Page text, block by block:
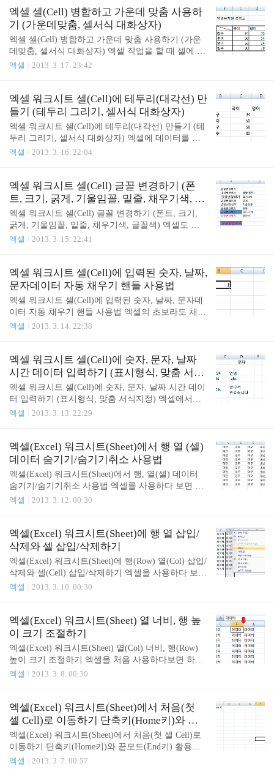
이 보입니다. 여기서 윗주 편집을 클릭! 윗주 편집을
클릭하면 매매계약서 셀값 위에 윗주를 편집..
서 사용할 수 있는 기능이 서식복사입니다. 서식을
지정한 데이터 B3 셀에 있습니다. 여기서 데이터를
단축키 복사 Ctrl+C, 붙여넣기 Ctrl+V 를 사용하면 서
식뿐만 아니라 값도 복사가 됩니다. 복사 후 붙여넣
기 옵션을 클릭해서 서식만 선택할 수 있습니다. (붙
여넣기 옵션 - 원본 서식 유지, 대상 테마 사용, 주변
서식만, 셀 연결) 이렇게 서식 복사를 할 수도 있지만
엑셀에서는 더 ..
엑셀 셀(Cell) 병합하고 가운데 맞춤 사용하
기 (가운데맞춤, 셀서식 대화상자)
엑셀 셀(Cell) 병합하고 가운데 맞춤 사용하기 (가운
데맞춤, 셀서식 대화상자) 엑셀 작업을 할 때 셀에 긴
텍스트 문자를 적으면 다른 셀로 넘어가게 됩니다.
(Cell) 병합하고 가운데 맞춤이 필요한 시점입니다.
표를 만들고 위에 제목을 "떡잎유치원 성적표"라고
정했습니다. 제목을 꾸미기 위해 B2셀에서 E2셀까지
병합을 해보겠습니다. 우선 B2에서 E2까지 드래그를
해서 영역을 지정합니다. 그리고 홈탭의 맞춤그룹에
서 병합하고 가운데 맞춤을 클릭합니다. B2~E2셀까
가운데 맞춤이 됩니다. (말 그대로 병합과 가운데 맞
춤을 동시에 진행하는 기능입니다.)..
엑셀 2013. 3. 17. 23:42
엑셀 워크시트 셀(Cell)에 테두리(대각선) 만
들기 (테두리 그리기, 셀서식 대화상자)
엑셀 워크시트 셀(Cell)에 테두리(대각선) 만들기 (테
두리 그리기, 셀서식 대화상자) 엑셀에 데이터를 모
두 입력을 하고 작업을 완료했는데도 뭔가 어석하죠?
셀을 드래그해서 영역지정합니다. 그리고 홈탭의 글
꼴그룹에서 테두리를 선택! 테두리를 그리기 위한 다
양한 옵션이 있습니다. 아래쪽, 위쪽, 왼쪽, 오른쪽 테
두리, 테두리 없음, 모든 테두리, 바깥쪽 테두리, 굵은
상자 테두리 등등... 여기서 제일 많이 사용되는 모든
테두리를 선택해보겠습니다. 간단하게 셀에 테두리
2셀에 대각선을 그려보도록 하겠습니다. 단축키 Ctrl
+1을 눌러서 셀 서식 대화상자를..
엑셀 2013. 3. 16. 22:04
엑셀 워크시트 셀(Cell) 글꼴 변경하기 (폰
트, 크기, 굵게, 기울임꼴, 밑줄, 채우기색, 글
꼴색)
엑셀 워크시트 셀(Cell) 글꼴 변경하기 (폰트, 크기,
굵게, 기울임꼴, 밑줄, 채우기색, 글꼴색) 엑셀도 한
글, MS워드 같이 문서작업을 할때 자주 사용이 됩니
꼴을 변경할 수 있습니다. (글꼴그룹의 오른쪽 아래
에 있는 화살표를 누르거나 단축키인 Ctrl+1을 눌러
셀 서식 대화상자를 이용하면 한번에 여러가지 글꼴
옵션을 선택할 수 있습니다.) 폰트, 크기, 굵게, 기울
임꼴, 밑줄, 채우기색, 글꼴색 등을 적용시켜 보겠습
니다. B2셀에 있는 원본데이터를 각각 글꼴을 적용시
할 수 있습니다. B11셀은 모든 글꼴 옵션을 다 사용했
습니다. 이렇게 글꼴을 변경하..
엑셀 2013. 3. 15. 22:41
엑셀 워크시트 셀(Cell)에 입력된 숫자, 날짜,
문자데이터 자동 채우기 핸들 사용법
엑셀 워크시트 셀(Cell)에 입력된 숫자, 날짜, 문자데
이터 자동 채우기 핸들 사용법 엑셀의 초보라도 채우
기핸들이라는 말은 자주 들어봤을겁니다. 채우기핸
상상도 못할일이니까요. 셀에 1이라는 숫자데이터를
입력했습니다. 계속 1이라는 숫자데이터를 인접한
셀에 입력을 하고 싶은 경우가 있습니다. 무식하게
하나하나 입력을 할 수도 있습니다. 1이라는 쉬운 데
이터는 무식하게 할 수 있지만 좀 더 복잡한 데이터
는 수작업으로 입력하기에는 부담스럽죠. 이럴때 사
른쪽 아래 모서리를 보면 검은색 사각형 점이 있어
요. 그 부분에 마우스 커서를 대면 ＋ 십자표시가 됩
니다. 그것..
엑셀 2013. 3. 14. 22:38
엑셀 워크시트 셀(Cell)에 숫자, 문자, 날짜
시간 데이터 입력하기 (표시형식, 맞춤 서식
지정)
엑셀 워크시트 셀(Cell)에 숫자, 문자, 날짜 시간 데이
터 입력하기 (표시형식, 맞춤 서식지정) 엑셀에서는
각 셀마다 여러종류의 데이터를 입력할 수 있습니다.
여주고 있습니다. 숫자데이터 셀에 숫자를 입력하게
되면 자동으로 오른쪽 맞춤이 되어 표시가 됩니다.
원(\)표시나 퍼센트(%)표시 등과 함께 사용할 수 있
습니다. 문자데이터 셀에 문자를 입력하게 되면 자동
으로 왼쪽 맞춤이 됩니다. 문자를 입력할 때 주의할
점은 셀 크기보다 긴 문자를 입력하게 되면 문자가
이때는 리본메뉴의 홈탭에 맞춤그룹의 텍스트 줄 바
꿈 옵션을 줄 수도 있지만 그것 보다 자..
엑셀 2013. 3. 13. 22:29
엑셀(Excel) 워크시트(Sheet)에서 행 열 (셀)
데이터 숨기기/숨기기취소 사용법
엑셀(Excel) 워크시트(Sheet)에서 행, 열(셀) 데이터
숨기기/숨기기취소 사용법 엑셀를 사용하다 보면 워
크시트에서 필요없어 숨기고 싶은 행과 열(셀)이 있
겠습니다. 서울, 인천, 대전, 광주, 대구, 울산, 부산
데이터가 셀에 나타나있습니다. 여기서 우리는 서울
과 부산 데이터만 자주 참조를 하기 때문에 인천부터
울산까지의 열 데이터를 숨겨보겠습니다. B열에서 F
열 까지 드래그한 후에 그 위에 오른쪽 마우스 클릭
을 합니다. 그러면 팝업메뉴가 뜨죠? 여기서 숨기기
고 서울과 부산 데이터만 보게 됩니다. 이 행과 열 숨
기기는 정말 자주 사용하는 기능..
엑셀 2013. 3. 12. 00:30
엑셀(Excel) 워크시트(Sheet)에 행 열 삽입/
삭제와 셀 삽입/삭제하기
엑셀(Excel) 워크시트(Sheet)에 행(Row) 열(Col) 삽입/
삭제와 셀(Cell) 삽입/삭제하기 엑셀을 사용하다 보면
워크시트에 셀을 다 입력했는데 중간(사이)에 데이터
열 삽입/삭제에 대해 알아보겠습니다. 시트의 위쪽
열, 삽입을 할 부분에서 오른쪽 마우스 클릭을 하면
팝업메뉴가 뜹니다. 여기서 삽입을 클릭! 쉽게 1개의
열이 삽입된 것을 볼 수 있습니다. (삭제도 같은 방식
으로 하면 됩니다.) 이렇게 행과 열을 삽입하게 되면
행,열 전체가 삽입됩니다. 이번에는 부분적으로 셀
이 있는 부분에서 오른쪽 마우스 클릭 팝업메뉴에서
삽입을 선택합니다. ..
엑셀 2013. 3. 10. 00:30
엑셀(Excel) 워크시트(Sheet) 열 너비, 행 높
이 크기 조절하기
엑셀(Excel) 워크시트(Sheet) 열(Col) 너비, 행(Row)
높이 크기 조절하기 엑셀을 처음 사용하다보면 하나
하나 다 궁금하죠? 데이터의 내용에 비해 셀의 크기
을 알아보겠습니다. 열과 행의 크기 조절하는 방법이
같아서 열너비 조절 중심으로 설명하겠습니다. 가장
많이 사용하는 방법은 빨간 화살표 부분인 경계부분
을 드래그하는 것입니다. 드래그를 해서 원하는 크기
만큼 조절하시면 됩니다. 참 쉽죠? 다음으로 많이 쓰
는 방법은 그냥 빨간 화살표 부분을 더블클릭 하는
엑셀 2013. 3. 8. 00:30
엑셀(Excel) 워크시트(Sheet)에서 처음(첫
셀 Cell)로 이동하기 단축키(Home키)와 끝
모드(End키) 활용하기
엑셀(Excel) 워크시트(Sheet)에서 처음(첫 셀 Cell)로
이동하기 단축키(Home키)와 끝모드(End키) 활용하
기 대량의 데이터를 다루는 워크시트에서는 마우스
엑셀 2013. 3. 7. 00:57